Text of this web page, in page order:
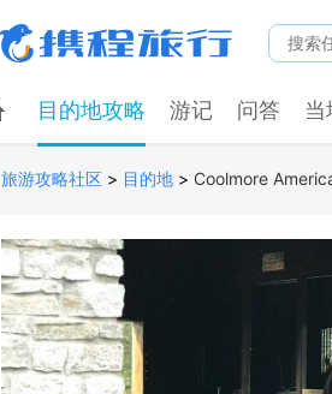
目的地攻略 游记 问答 当
旅游攻略社区 > 目的地 > Coolmore